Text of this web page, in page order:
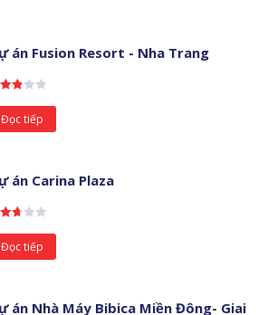
án Fusion Resort - Nha Trang
5
Đọc tiếp
án Carina Plaza
5
Đọc tiếp
án Nhà Máy Bibica Miền Đông- Giai